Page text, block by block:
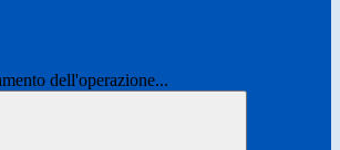
dell'operazione...